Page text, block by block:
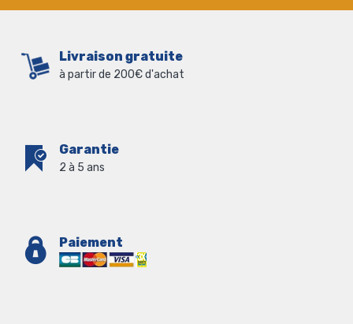
Livraison gratuite
à partir de 200€ d'achat
Garantie
2 à 5 ans
Paiement